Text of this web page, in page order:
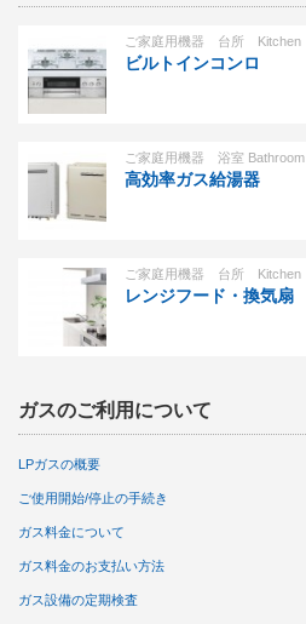
ご家庭用機器 台所 Kitchen
ビルトインコンロ
ご家庭用機器 浴室 Bathroom
高効率ガス給湯器
ご家庭用機器 台所 Kitchen
レンジフード・換気扇
ガスのご利用について
LPガスの概要
ご使用開始/停止の手続き
ガス料金について
ガス料金のお支払い方法
ガス設備の定期検査